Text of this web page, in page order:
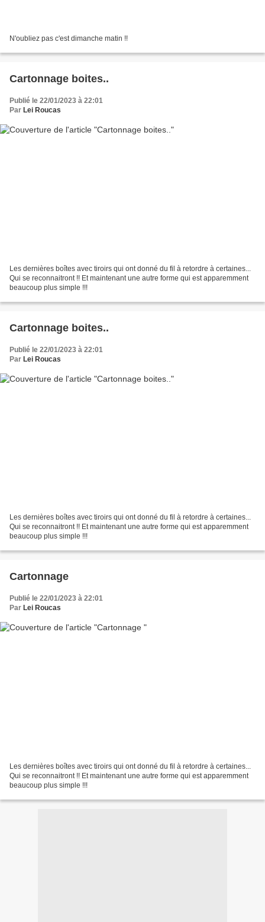
N'oubliez pas c'est dimanche matin !!
Cartonnage boites..
Publié le 22/01/2023 à 22:01
Par Lei Roucas
Les dernières boîtes avec tiroirs qui ont donné du fil à retordre à certaines...
Qui se reconnaitront !! Et maintenant une autre forme qui est apparemment
beaucoup plus simple !!!
Cartonnage boites..
Publié le 22/01/2023 à 22:01
Par Lei Roucas
Les dernières boîtes avec tiroirs qui ont donné du fil à retordre à certaines...
Qui se reconnaitront !! Et maintenant une autre forme qui est apparemment
beaucoup plus simple !!!
Cartonnage
Publié le 22/01/2023 à 22:01
Par Lei Roucas
Les dernières boîtes avec tiroirs qui ont donné du fil à retordre à certaines...
Qui se reconnaitront !! Et maintenant une autre forme qui est apparemment
beaucoup plus simple !!!